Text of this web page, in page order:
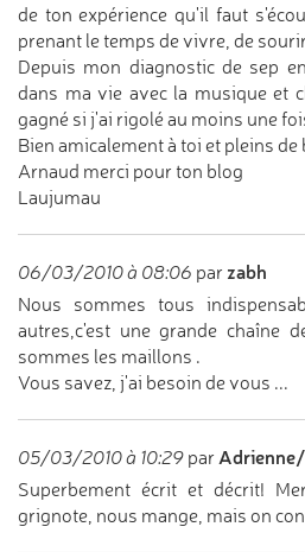
de ton expérience qu'il faut
prenant le temps de vivre, de
Depuis mon diagnostic de sep
dans ma vie avec la musique et
gagné si j'ai rigolé au moins une
Bien amicalement à toi et pleins de
Arnaud merci pour ton blog
Laujumau
06/03/2010 à 08:06 par zabh
Nous sommes tous
autres,c'est une grande chaîne
sommes les maillons .
Vous savez, j'ai besoin de vous ...
05/03/2010 à 10:29 par
Superbement écrit et décrit!
grignote, nous mange, mais on